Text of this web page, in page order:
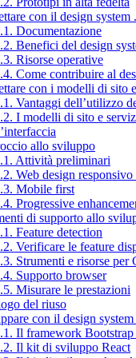
con il design system
Documentazione
Benefici del design
Risorse operative
Come contribuire al
con i modelli di sito
Vantaggi dell’utilizzo
I modelli di sito e
allo sviluppo
Attività preliminari
Web design responsivo
Mobile first
Progressive
di supporto allo
Feature detection
Verificare le feature
Strumenti e risorse per
Supporto browser
Misurare le prestazioni
del riuso
con il design
Il framework Bootstrap
Il kit di sviluppo React